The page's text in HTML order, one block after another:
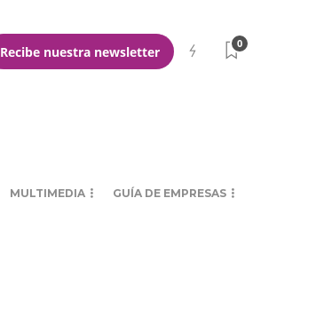
Recibe nuestra newsletter
0
MULTIMEDIA GUÍA DE EMPRESAS